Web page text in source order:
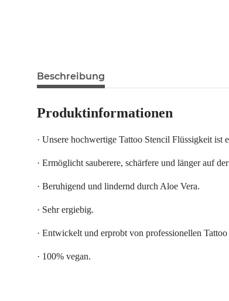
Beschreibung
Produktinformationen
· Unsere hochwertige Tattoo Stencil Flüssigkeit
· Ermöglicht sauberere, schärfere und länger auf
· Beruhigend und lindernd durch Aloe Vera.
· Sehr ergiebig.
· Entwickelt und erprobt von professionellen
· 100% vegan.